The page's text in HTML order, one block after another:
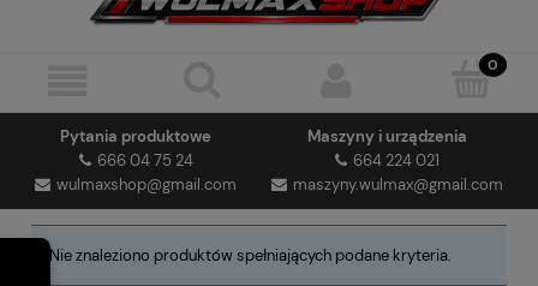
Pytania produktowe
666 04 75 24
wulmaxshop@gmail.com
Maszyny i urządzenia
664 224 021
maszyny.wulmax@gmail.com
Nie znaleziono produktów spełniających podane kryteria.